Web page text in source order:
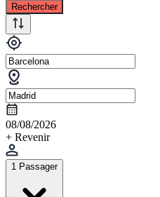
Rechercher
08/08/2026
+ Revenir
1 Passager